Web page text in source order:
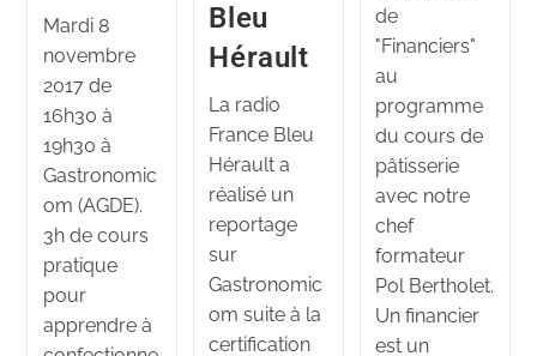
Mardi 8
novembre
2017 de
16h30 à
19h30 à
Gastronomic
om (AGDE).
3h de cours
pratique
pour
apprendre à
Bleu
Hérault
La radio
France Bleu
Hérault a
réalisé un
reportage
sur
Gastronomic
om suite à la
certification
de
"Financiers"
au
programme
du cours de
pâtisserie
avec notre
chef
formateur
Pol Bertholet.
Un financier
est un